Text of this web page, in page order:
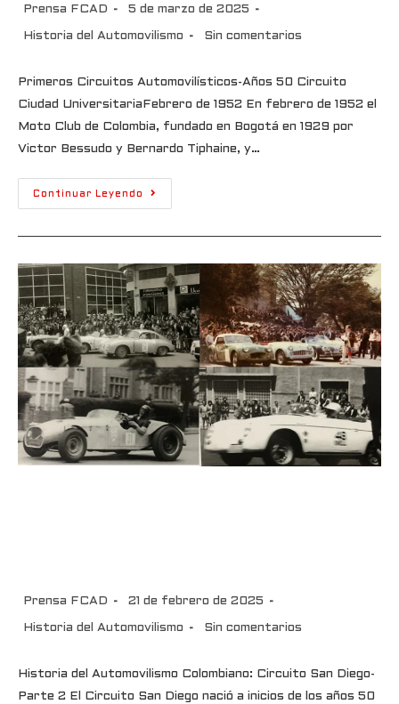
Prensa FCAD 5 de marzo de 2025
Historia del Automovilismo Sin comentarios
Primeros Circuitos Automovilísticos-Años 50 Circuito
Ciudad UniversitariaFebrero de 1952 En febrero de 1952 el
Moto Club de Colombia, fundado en Bogotá en 1929 por
Victor Bessudo y Bernardo Tiphaine, y…
Continuar Leyendo
Prensa FCAD 21 de febrero de 2025
Historia del Automovilismo Sin comentarios
Historia del Automovilismo Colombiano: Circuito San Diego-
Parte 2 El Circuito San Diego nació a inicios de los años 50